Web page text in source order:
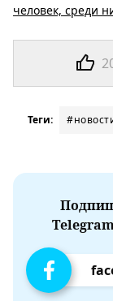
человек, среди
Теги: